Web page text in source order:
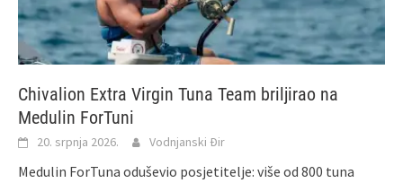
Chivalion Extra Virgin Tuna Team briljirao na
Medulin ForTuni
20. srpnja 2026. Vodnjanski Đir
Medulin ForTuna oduševio posjetitelje: više od 800 tuna